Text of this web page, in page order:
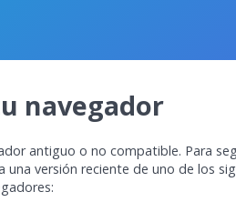
navegador
antiguo o no compatible. Para
versión reciente de uno de los